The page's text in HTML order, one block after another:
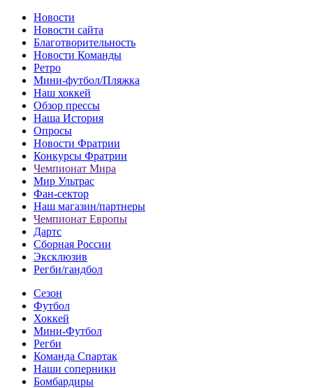
Новости
Новости сайта
Благотворительность
Новости Команды
Ретро
Мини-футбол/Пляжка
Наш хоккей
Обзор прессы
Наша История
Опросы
Новости Фратрии
Конкурсы Фратрии
Чемпионат Мира
Мир Ультрас
Фан-cектор
Наш магазин/партнеры
Чемпионат Европы
Дартс
Сборная России
Эксклюзив
Регби/гандбол
Сезон
Футбол
Хоккей
Мини-Футбол
Регби
Команда Спартак
Наши соперники
Бомбардиры